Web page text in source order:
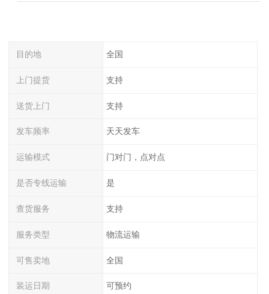
目的地 全国
上门提货 支持
送货上门 支持
发车频率 天天发车
运输模式 门对门，点对点
是否专线运输 是
查货服务 支持
服务类型 物流运输
可售卖地 全国
装运日期 可预约